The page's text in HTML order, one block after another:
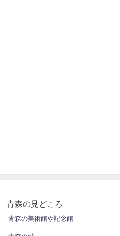
青森の見どころ
青森の美術館や記念館